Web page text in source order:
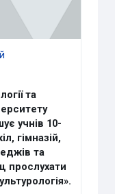
та
учнів 10-
гімназій,
та
прослухати